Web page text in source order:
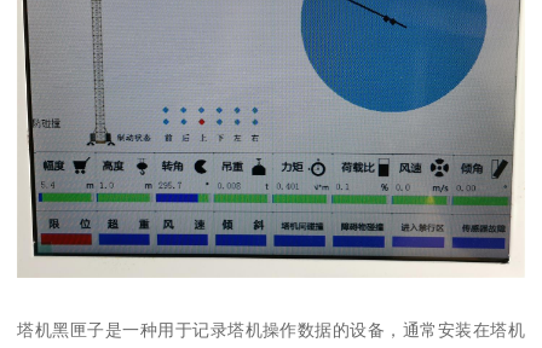
塔机黑匣子是一种用于记录塔机操作数据的设备，通常安装在塔机